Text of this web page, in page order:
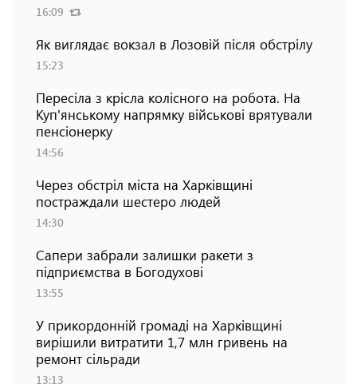
16:09
Як виглядає вокзал в Лозовій після обстрілу
15:23
Пересіла з крісла колісного на робота. На
Куп'янському напрямку військові врятували
пенсіонерку
14:56
Через обстріл міста на Харківщині
постраждали шестеро людей
14:30
Сапери забрали залишки ракети з
підприємства в Богодухові
13:55
У прикордонній громаді на Харківщині
вирішили витратити 1,7 млн гривень на
ремонт сільради
13:13